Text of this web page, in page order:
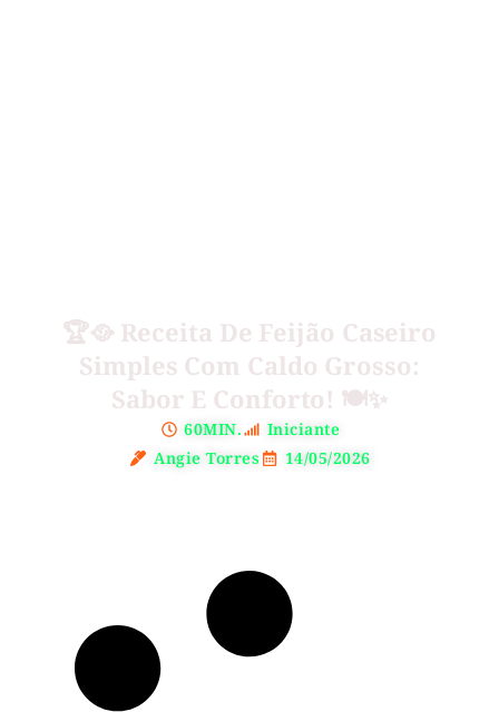
🏆🥘 Receita De Feijão Caseiro
Simples Com Caldo Grosso:
Sabor E Conforto! 🍽️✨
60MIN.
Iniciante
Angie Torres
14/05/2026